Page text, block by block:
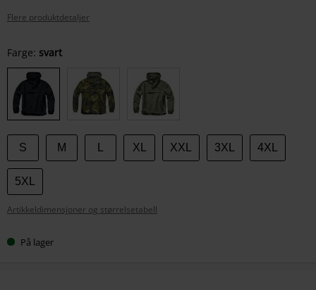
Flere produktdetaljer
Velg
størrelse
Farge: svart
S M XL XXL 3XL 4XL
5XL
Artikkeldimensjoner og størrelsetabell
På lager